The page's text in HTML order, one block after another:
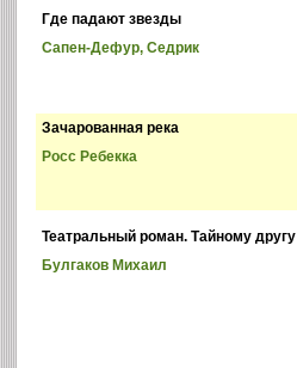
Где падают звезды
Сапен-Дефур, Седрик
Зачарованная река
Росс Ребекка
Театральный роман. Тайному другу
Булгаков Михаил